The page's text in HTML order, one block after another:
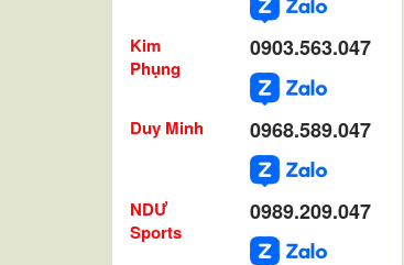
Kim
Phụng
0903.563.047
Duy Minh 0968.589.047
NDƯ
Sports
0989.209.047